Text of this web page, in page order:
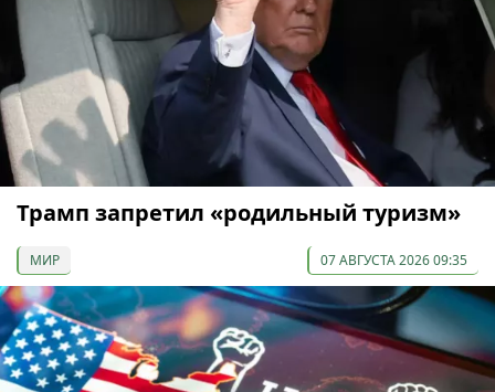
Трамп запретил «родильный туризм»
МИР 07 АВГУСТА 2026 09:35